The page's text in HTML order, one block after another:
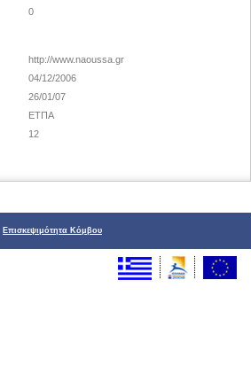
0
http://www.naoussa.gr
04/12/2006
26/01/07
ΕΤΠΑ
12
Επισκεψιμότητα Κόμβου